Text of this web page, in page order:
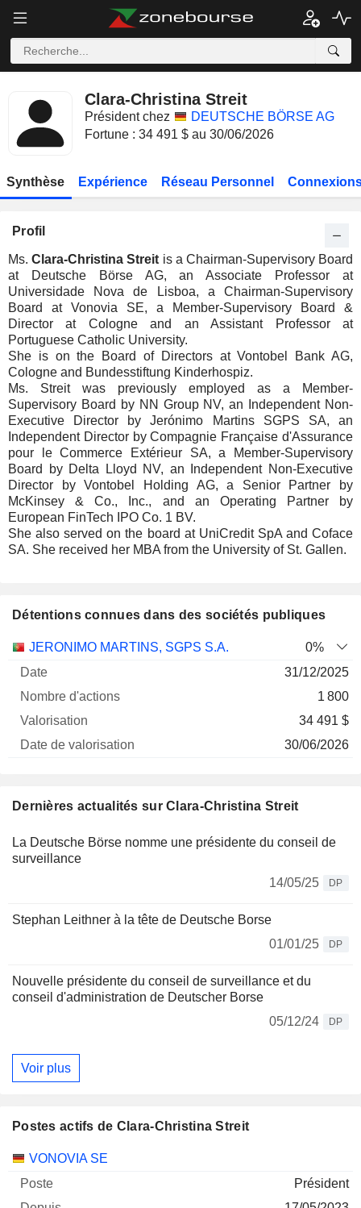
Clara-Christina Streit
Président chez
DEUTSCHE BÖRSE AG
Fortune : 34 491 $ au 30/06/2026
Synthèse Expérience Réseau Personnel
Profil
Ms.Clara-Christina Streit is a Chairman-Supervisory Board
at Deutsche Börse AG, an Associate Professor at
Universidade Nova de Lisboa, a Chairman-Supervisory
Board at Vonovia SE, a Member-Supervisory Board &
Director at Cologne and an Assistant Professor at
Portuguese Catholic University.
She is on the Board of Directors at Vontobel Bank AG,
Cologne and Bundesstiftung Kinderhospiz.
Ms. Streit was previously employed as a Member-
Supervisory Board by NN Group NV, an Independent Non-
Executive Director by Jerónimo Martins SGPS SA, an
Independent Director by Compagnie Française d'Assurance
pour le Commerce Extérieur SA, a Member-Supervisory
Board by Delta Lloyd NV, an Independent Non-Executive
Director by Vontobel Holding AG, a Senior Partner by
McKinsey & Co., Inc., and an Operating Partner by
European FinTech IPO Co. 1 BV.
She also served on the board at UniCredit SpA and Coface
SA. She received her MBA from the University of St. Gallen.
Détentions connues dans des sociétés publiques
Nombre
JERONIMO MARTINS, SGPS S.A.
0%
31/12/2025
1 800
34 491 $
30/06/2026
Dernières actualités sur Clara-Christina Streit
La Deutsche Börse nomme une présidente du conseil de
surveillance
14/05/25
DP
Stephan Leithner à la tête de Deutsche Borse
01/01/25
DP
Nouvelle présidente du conseil de surveillance et du
conseil d'administration de Deutscher Borse
05/12/24
DP
Voir plus
Postes actifs de Clara-Christina Streit
Sociétés Poste
VONOVIA SE
Président